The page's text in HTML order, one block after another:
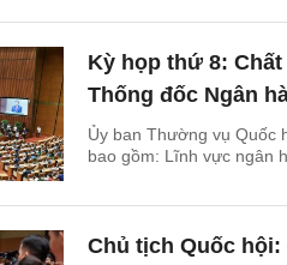
Kỳ họp thứ 8:
Thống đốc Ngân
Ủy ban Thường vụ Quốc
bao gồm: Lĩnh vực ngân
Chủ tịch Quốc